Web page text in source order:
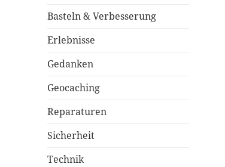
Basteln & Verbesserung
Erlebnisse
Gedanken
Geocaching
Reparaturen
Sicherheit
Technik